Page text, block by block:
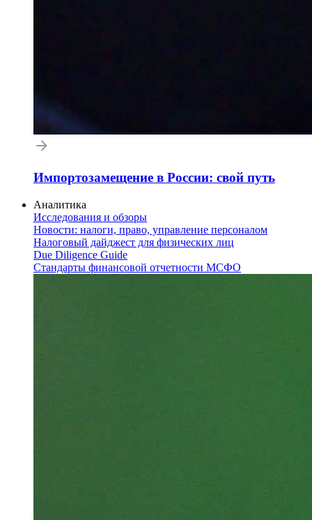
Импортозамещение в России: свой путь
Аналитика
Исследования и обзоры
Новости: налоги, право, управление персоналом
Налоговый дайджест для физических лиц
Due Diligence Guide
Стандарты финансовой отчетности МСФО